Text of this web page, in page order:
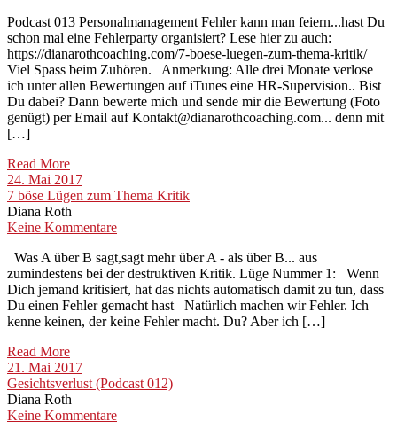
Podcast 013 Personalmanagement Fehler kann man feiern...hast Du
schon mal eine Fehlerparty organisiert? Lese hier zu auch:
https://dianarothcoaching.com/7-boese-luegen-zum-thema-kritik/
Viel Spass beim Zuhören. Anmerkung: Alle drei Monate verlose
ich unter allen Bewertungen auf iTunes eine HR-Supervision.. Bist
Du dabei? Dann bewerte mich und sende mir die Bewertung (Foto
genügt) per Email auf Kontakt@dianarothcoaching.com... denn mit
[…]
Read More
24. Mai 2017
7 böse Lügen zum Thema Kritik
Diana Roth
Keine Kommentare
Was A über B sagt,sagt mehr über A - als über B... aus
zumindestens bei der destruktiven Kritik. Lüge Nummer 1: Wenn
Dich jemand kritisiert, hat das nichts automatisch damit zu tun, dass
Du einen Fehler gemacht hast Natürlich machen wir Fehler. Ich
kenne keinen, der keine Fehler macht. Du? Aber ich […]
Read More
21. Mai 2017
Gesichtsverlust (Podcast 012)
Diana Roth
Keine Kommentare